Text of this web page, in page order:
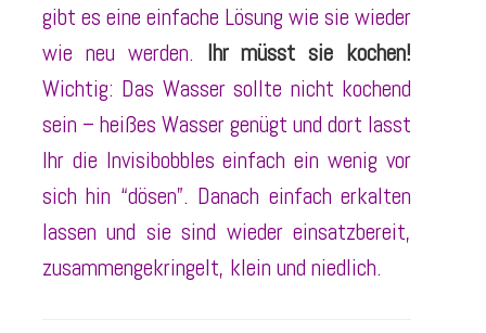
gibt es eine einfache Lösung wie sie wieder
wie neu werden. Ihr müsst sie kochen!
Wichtig: Das Wasser sollte nicht kochend
sein – heißes Wasser genügt und dort lasst
Ihr die Invisibobbles einfach ein wenig vor
sich hin “dösen”. Danach einfach erkalten
lassen und sie sind wieder einsatzbereit,
zusammengekringelt, klein und niedlich.